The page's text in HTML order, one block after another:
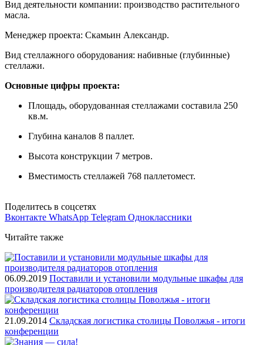
Вид деятельности компании: производство растительного
масла.
Менеджер проекта: Скамьин Александр.
Вид стеллажного оборудования: набивные (глубинные)
стеллажи.
Основные цифры проекта:
Площадь, оборудованная стеллажами составила 250
кв.м.
Глубина каналов 8 паллет.
Высота конструкции 7 метров.
Вместимость стеллажей 768 паллетомест.
Поделитесь в соцсетях
Вконтакте WhatsApp Telegram Одноклассники
Читайте также
06.09.2019 Поставили и установили модульные шкафы для
производителя радиаторов отопления
21.09.2014 Складская логистика столицы Поволжья - итоги
конференции